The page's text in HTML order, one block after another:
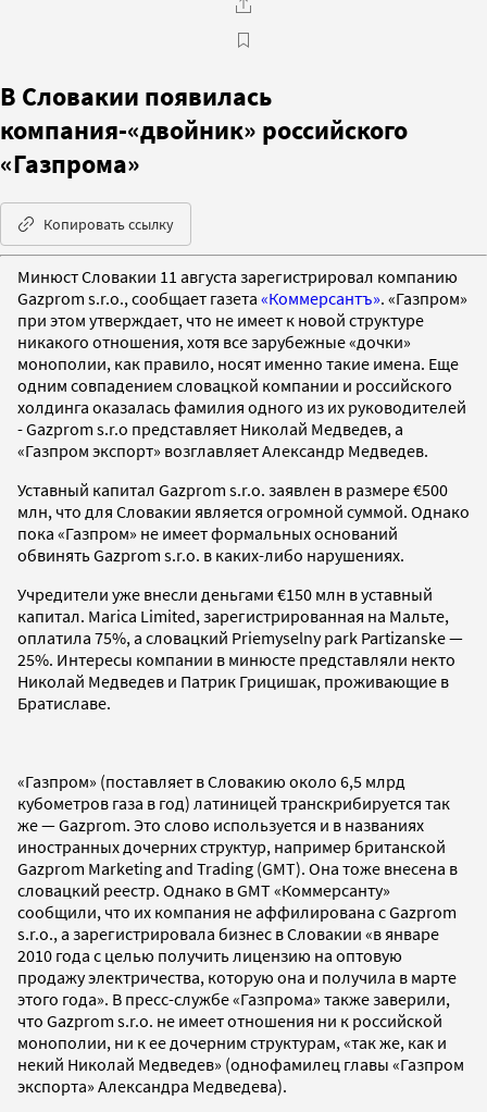
В Словакии появилась
компания-«двойник» российского
«Газпрома»
Копировать ссылку
Минюст Словакии 11 августа зарегистрировал компанию
Gazprom s.r.o., сообщает газета «Коммерсантъ». «Газпром»
при этом утверждает, что не имеет к новой структуре
никакого отношения, хотя все зарубежные «дочки»
монополии, как правило, носят именно такие имена. Еще
одним совпадением словацкой компании и российского
холдинга оказалась фамилия одного из их руководителей
- Gazprom s.r.o представляет Николай Медведев, а
«Газпром экспорт» возглавляет Александр Медведев.
Уставный капитал Gazprom s.r.o. заявлен в размере €500
млн, что для Словакии является огромной суммой. Однако
пока «Газпром» не имеет формальных оснований
обвинять Gazprom s.r.o. в каких-либо нарушениях.
Учредители уже внесли деньгами €150 млн в уставный
капитал. Marica Limited, зарегистрированная на Мальте,
оплатила 75%, а словацкий Priemyselny park Partizanske —
25%. Интересы компании в минюсте представляли некто
Николай Медведев и Патрик Грицишак, проживающие в
Братиславе.
«Газпром» (поставляет в Словакию около 6,5 млрд
кубометров газа в год) латиницей транскрибируется так
же — Gazprom. Это слово используется и в названиях
иностранных дочерних структур, например британской
Gazprom Marketing and Trading (GMT). Она тоже внесена в
словацкий реестр. Однако в GMT «Коммерсанту»
сообщили, что их компания не аффилирована с Gazprom
s.r.o., а зарегистрировала бизнес в Словакии «в январе
2010 года с целью получить лицензию на оптовую
продажу электричества, которую она и получила в марте
этого года». В пресс-службе «Газпрома» также заверили,
что Gazprom s.r.o. не имеет отношения ни к российской
монополии, ни к ее дочерним структурам, «так же, как и
некий Николай Медведев» (однофамилец главы «Газпром
экспорта» Александра Медведева).